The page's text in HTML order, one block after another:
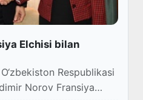
Elchisi bilan
Respublikasi
Norov Fransiya